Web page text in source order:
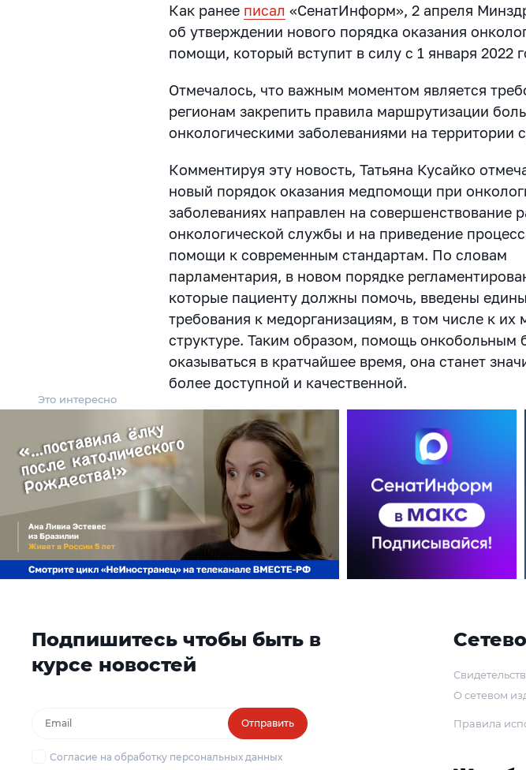
Как ранее писал «СенатИнформ», 2 апреля
об утверждении нового порядка оказания
помощи, который вступит в силу с 1 января 2022
Отмечалось, что важным моментом является
регионам закрепить правила маршрутизации
онкологическими заболеваниями на территории
Комментируя эту новость, Татьяна Кусайко
новый порядок оказания медпомощи при
заболеваниях направлен на совершенствование
онкологической службы и на приведение
помощи к современным стандартам. По словам
парламентария, в новом порядке
которые пациенту должны помочь, введены
требования к медорганизациям, в том числе к их
структуре. Таким образом, помощь онкобольным
оказываться в кратчайшее время, она станет
более доступной и качественной.
Это интересно
Подпишитесь чтобы быть в
курсе новостей
Отправить
Согласие на обработку персональных данных
О сетевом
Правила